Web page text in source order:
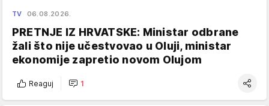
TV 06.08.2026.
PRETNJE IZ HRVATSKE: Ministar odbrane
žali što nije učestvovao u Oluji, ministar
ekonomije zapretio novom Olujom
Reaguj 1